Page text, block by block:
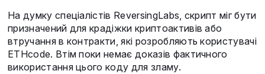
На думку спеціалістів ReversingLabs, скрипт міг бути
призначений для крадіжки криптоактивів або
втручання в контракти, які розробляють користувачі
ETHcode. Втім поки немає доказів фактичного
використання цього коду для зламу.